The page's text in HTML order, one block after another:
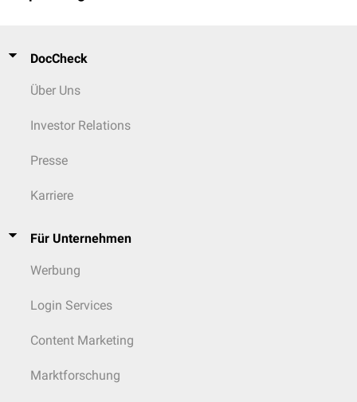
DocCheck
Über Uns
Investor Relations
Presse
Karriere
Für Unternehmen
Werbung
Login Services
Content Marketing
Marktforschung